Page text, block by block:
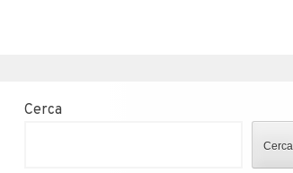
Cerca
Cerca